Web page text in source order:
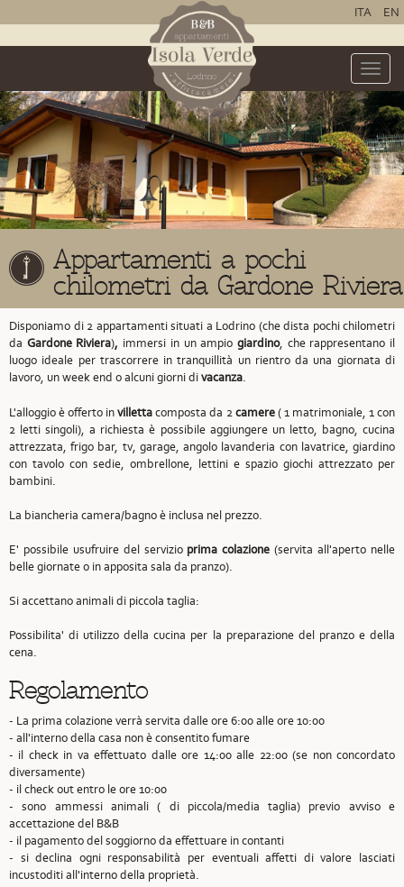
ITA EN
Toggle
Appartamenti a pochi
chilometri da Gardone Riviera
Disponiamo di 2 appartamenti situati a Lodrino (che dista pochi chilometri
da Gardone Riviera), immersi in un ampio giardino, che rappresentano il
luogo ideale per trascorrere in tranquillità un rientro da una giornata di
lavoro, un week end o alcuni giorni divacanza.
L'alloggio è offerto invillettacomposta da 2camere( 1 matrimoniale, 1 con
2 letti singoli), a richiesta è possibile aggiungere un letto, bagno, cucina
attrezzata, frigo bar, tv, garage, angolo lavanderia con lavatrice, giardino
con tavolo con sedie, ombrellone, lettini e spazio giochi attrezzato per
bambini.
La biancheria camera/bagno è inclusa nel prezzo.
E' possibile usufruire del servizio prima colazione (servita all'aperto nelle
belle giornate o in apposita sala da pranzo).
Si accettano animali di piccola taglia:
Possibilita' di utilizzo della cucina per la preparazione del pranzo e della
cena.
Regolamento
- La prima colazione verrà servita dalle ore 6:00 alle ore 10:00
- all'interno della casa non è consentito fumare
- il check in va effettuato dalle ore 14:00 alle 22:00 (se non concordato
diversamente)
- il check out entro le ore 10:00
- sono ammessi animali ( di piccola/media taglia) previo avviso e
accettazione del B&B
- il pagamento del soggiorno da effettuare in contanti
- si declina ogni responsabilità per eventuali affetti di valore lasciati
incustoditi all'interno della proprietà.